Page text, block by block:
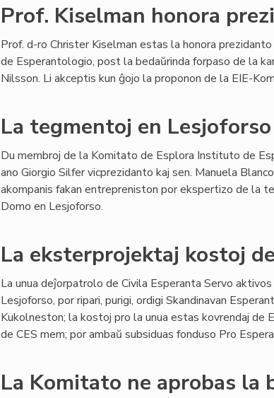
Prof. Kiselman honora
Prof. d-ro Christer Kiselman estas la honora
de Esperantologio, post la bedaŭrinda forpaso de la
Nilsson. Li akceptis kun ĝojo la proponon de la EIE-
La tegmentoj en
Du membroj de la Komitato de Esplora Instituto de
ano Giorgio Silfer vicprezidanto kaj sen. Manuela
akompanis fakan entrepreniston por ekspertizo de la
Domo en Lesjoforso.
La eksterprojektaj kostoj
La unua deĵorpatrolo de Civila Esperanta Servo
Lesjoforso, por ripari, purigi, ordigi Skandinavan
Kukolneston; la kostoj pro la unua estas kovrendaj
de CES mem; por ambaŭ subsiduas fonduso Pro
La Komitato ne aprobas la